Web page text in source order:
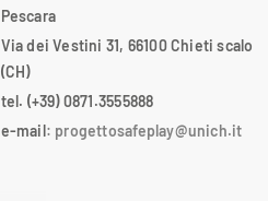
Pescara
Via dei Vestini 31, 66100 Chieti scalo
(CH)
tel. (+39) 0871.3555888
e-mail: progettosafeplay@unich.it